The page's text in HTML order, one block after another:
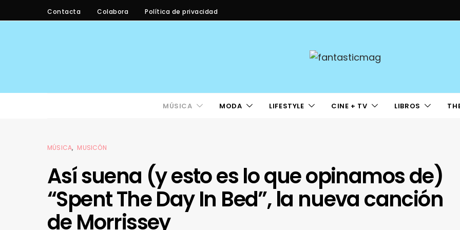
Contacta Colabora Política de privacidad
MÚSICA MODA LIFESTYLE CINE + TV LIBROS
MÚSICA MUSICÓN
Así suena (y esto es lo que opinamos de)
“Spent The Day In Bed”, la nueva canción
de Morrissey